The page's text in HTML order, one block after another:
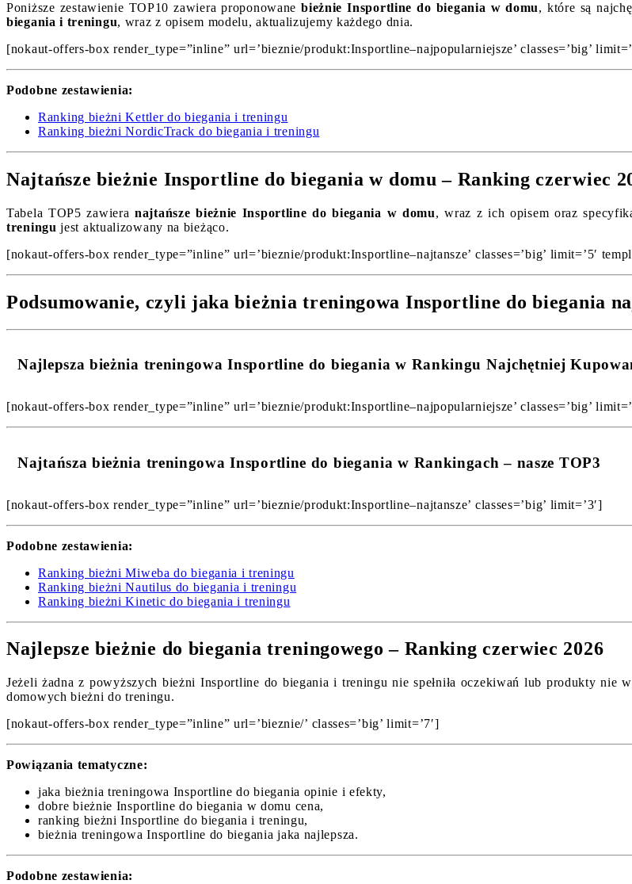
Poniższe zestawienie TOP10 zawiera proponowanebieżnie Insportline do biegania w domu, które są
biegania i treningu, wraz z opisem modelu, aktualizujemy każdego dnia.
[nokaut-offers-box render_type=”inline” url=’bieznie/produkt:Insportline–najpopularniejsze’ classes=’big’
Podobne zestawienia:
Ranking bieżni Kettler do biegania i treningu
Ranking bieżni NordicTrack do biegania i treningu
Najtańsze bieżnie Insportline do biegania w domu – Ranking czerwiec
Tabela TOP5 zawieranajtańsze bieżnie Insportline do biegania w domu, wraz z ich opisem oraz
treningu jest aktualizowany na bieżąco.
[nokaut-offers-box render_type=”inline” url=’bieznie/produkt:Insportline–najtansze’ classes=’big’ limit=’5′
Podsumowanie, czyli jaka bieżnia treningowa Insportline do biegania
Najlepsza bieżnia treningowa Insportline do biegania w Rankingu Najchętniej
[nokaut-offers-box render_type=”inline” url=’bieznie/produkt:Insportline–najpopularniejsze’ classes=’big’
Najtańsza bieżnia treningowa Insportline do biegania w Rankingach – nasze TOP3
[nokaut-offers-box render_type=”inline” url=’bieznie/produkt:Insportline–najtansze’ classes=’big’ limit=’3′]
Podobne zestawienia:
Ranking bieżni Miweba do biegania i treningu
Ranking bieżni Nautilus do biegania i treningu
Ranking bieżni Kinetic do biegania i treningu
Najlepsze bieżnie do biegania treningowego – Ranking czerwiec 2026
Jeżeli żadna z powyższych bieżni Insportline do biegania i treningu nie spełniła oczekiwań lub produkty nie
domowych bieżni do treningu.
[nokaut-offers-box render_type=”inline” url=’bieznie/’ classes=’big’ limit=’7′]
Powiązania tematyczne:
jaka bieżnia treningowa Insportline do biegania opinie i efekty,
dobre bieżnie Insportline do biegania w domu cena,
ranking bieżni Insportline do biegania i treningu,
bieżnia treningowa Insportline do biegania jaka najlepsza.
Podobne zestawienia: